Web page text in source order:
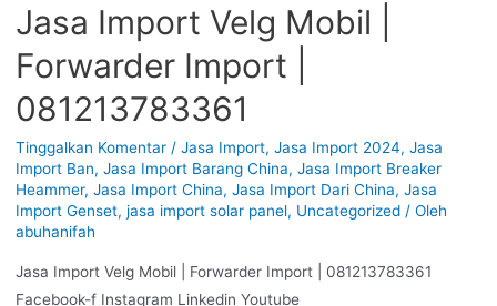
Jasa Import Velg Mobil |
Forwarder Import |
081213783361
Tinggalkan Komentar / Jasa Import, Jasa Import 2024, Jasa
Import Ban, Jasa Import Barang China, Jasa Import Breaker
Heammer, Jasa Import China, Jasa Import Dari China, Jasa
Import Genset, jasa import solar panel, Uncategorized/ Oleh
abuhanifah
Jasa Import Velg Mobil | Forwarder Import | 081213783361
Facebook-f Instagram Linkedin Youtube